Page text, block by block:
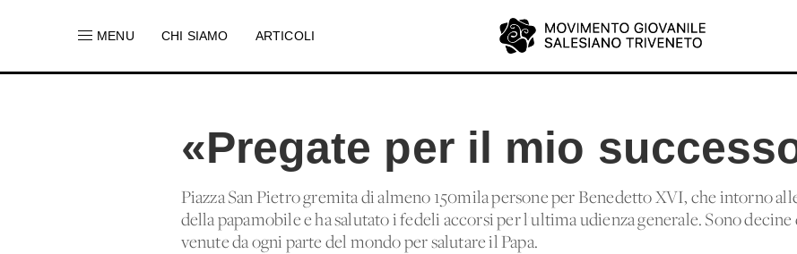
MENU CHI SIAMO ARTICOLI
«Pregate per il mio
Piazza San Pietro gremita di almeno 150mila persone per Benedetto XVI, che intorno
della papamobile e ha salutato i fedeli accorsi per l'ultima udienza generale. Sono
venute da ogni parte del mondo per salutare il Papa.